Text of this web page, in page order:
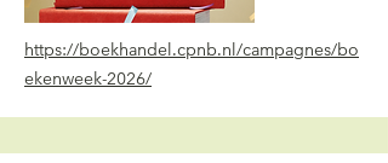
https://boekhandel.cpnb.nl/campagnes/bo
ekenweek-2026/